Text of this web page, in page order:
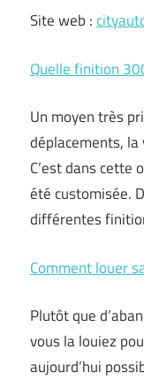
Site web :
Quelle finition
Un moyen très
déplacements,
C’est dans cette
été customisée.
différentes
Comment louer
Plutôt que
vous la louiez
aujourd’hui